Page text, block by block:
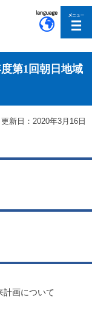
第1回朝日地域
更新日：2020年3月16日
計画について